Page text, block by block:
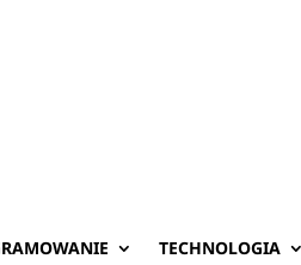
TECHNOLOGIA